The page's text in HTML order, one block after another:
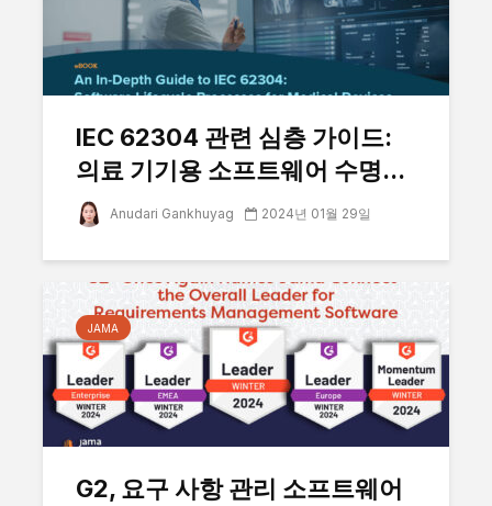
IEC 62304 관련 심층 가이드:
의료 기기용 소프트웨어 수명...
Anudari Gankhuyag 2024년 01월 29일
JAMA
G2, 요구 사항 관리 소프트웨어